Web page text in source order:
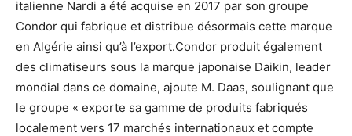
italienne Nardi a été acquise en 2017 par son groupe
Condor qui fabrique et distribue désormais cette marque
en Algérie ainsi qu’à l’export.Condor produit également
des climatiseurs sous la marque japonaise Daikin, leader
mondial dans ce domaine, ajoute M. Daas, soulignant que
le groupe « exporte sa gamme de produits fabriqués
localement vers 17 marchés internationaux et compte